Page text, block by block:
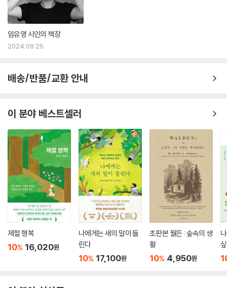
임유영 시인의 책장
2024.09.25.
배송/반품/교환 안내
이 분야 베스트셀러
제철 행복
10% 16,020원
나에게는 새의 말이 들
린다
10% 17,100원
초판본 월든 : 숲속의 생
활
10% 4,950원